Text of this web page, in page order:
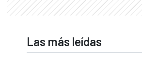
Las más leídas